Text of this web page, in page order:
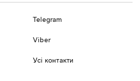
Telegram
Viber
Усі контакти